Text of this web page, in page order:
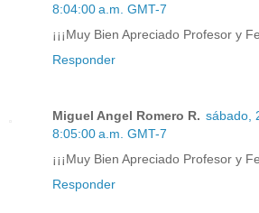
8:04:00 a.m. GMT-7
¡¡¡Muy Bien Apreciado Profesor y
Responder
Miguel Angel Romero R. sábado,
8:05:00 a.m. GMT-7
¡¡¡Muy Bien Apreciado Profesor y
Responder